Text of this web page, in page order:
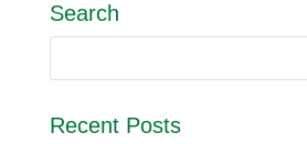
Search
Recent Posts